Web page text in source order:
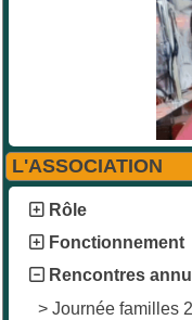
L'ASSOCIATION
Rôle
Fonctionnement
Rencontres
> Journée familles